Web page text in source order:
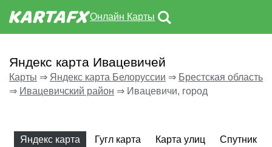
Онлайн Карты
Яндекс карта Ивацевичей
Карты ⇒ Яндекс карта Белоруссии ⇒ Брестская область
⇒ Ивацевичский район ⇒ Ивацевичи, город
Яндекс карта Гугл карта Карта улиц Спутник